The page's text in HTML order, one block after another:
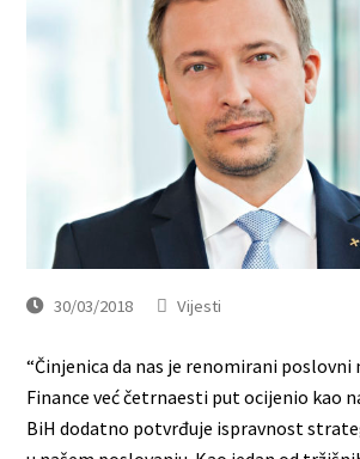
30/03/2018 Vijesti
“Činjenica da nas je renomirani poslovni
Finance već četrnaesti put ocijenio kao
BiH dodatno potvrđuje ispravnost